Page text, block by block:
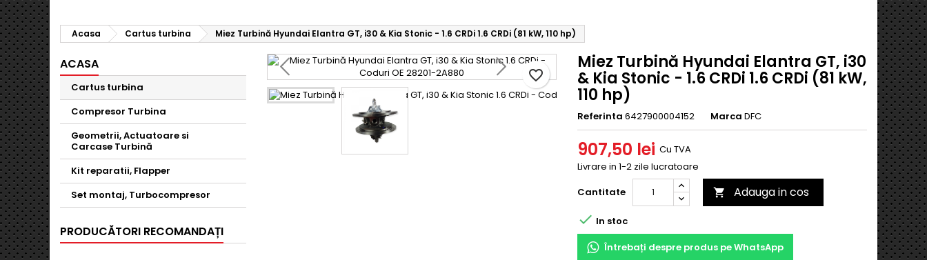
Acasa Cartus turbina Miez Turbină Hyundai Elantra GT, i30 & Kia Stonic - 1.6 CRDi 1.6 CRDi (81 kW, 110 hp)
ACASA
Cartus turbina
Compresor Turbina
Geometrii, Actuatoare si
Carcase Turbină
Kit reparatii, Flapper
Set montaj, Turbocompresor
PRODUCĂTORI RECOMANDAȚI
Miez Turbină Hyundai Elantra GT, i30
& Kia Stonic - 1.6 CRDi 1.6 CRDi (81 kW,
110 hp)
Referinta 6427900004152 Marca DFC
907,50 lei Cu TVA
Livrare in 1-2 zile lucratoare
Cantitate
 Adauga in cos
favorite_border
 In stoc
Întrebați despre produs pe WhatsApp